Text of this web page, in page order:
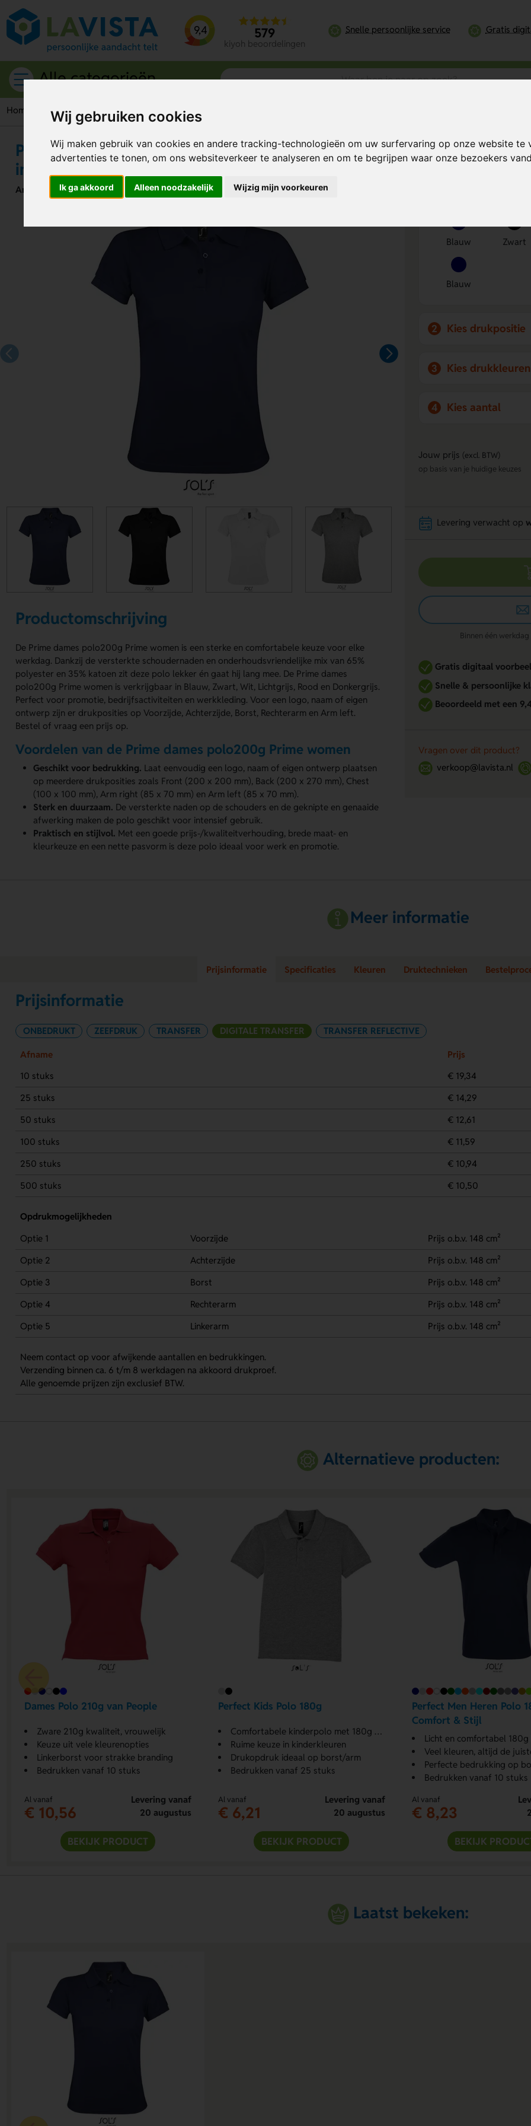
Wij gebruiken cookies
Wij maken gebruik van cookies en andere tracking-technologieën om uw surfervaring op onze website te
advertenties te tonen, om ons websiteverkeer te analyseren en om te begrijpen waar onze bezoekers
Ik ga akkoord Alleen noodzakelijk Wijzig mijn voorkeuren
9,4 579
kiyoh beoordelingen
Snelle persoonlijke service Gratis
Alle categorieën
Home Kleding Polo Prime dames polo 200g – stijlvolle women’s polo in de categorie Polo
Prime dames polo 200g – stijlvolle women’s polo
in de categorie Polo
Artikelnummer:292372
Productomschrijving
De Prime dames polo200g Prime women is een sterke en comfortabele keuze voor elke
werkdag. Dankzij de versterkte schoudernaden en onderhoudsvriendelijke mix van 65%
polyester en 35% katoen zit deze polo lekker én gaat hij lang mee. De Prime dames
polo200g Prime women is verkrijgbaar in Blauw, Zwart, Wit, Lichtgrijs, Rood en Donkergrijs.
Perfect voor promotie, bedrijfsactiviteiten en werkkleding. Voor een logo, naam of eigen
ontwerp zijn er drukposities op Voorzijde, Achterzijde, Borst, Rechterarm en Arm left.
Bestel of vraag een prijs op.
Voordelen van de Prime dames polo200g Prime women
Geschikt voor bedrukking. Laat eenvoudig een logo, naam of eigen ontwerp plaatsen
op meerdere drukposities zoals Front (200 x 200 mm), Back (200 x 270 mm), Chest
(100 x 100 mm), Arm right (85 x 70 mm) en Arm left (85 x 70 mm).
Sterk en duurzaam. De versterkte naden op de schouders en de geknipte en genaaide
afwerking maken de polo geschikt voor intensief gebruik.
Praktisch en stijlvol. Met een goede prijs-/kwaliteitverhouding, brede maat- en
kleurkeuze en een nette pasvorm is deze polo ideaal voor werk en promotie.
Bereken mijn
Blauw Zwart
Blauw
2 Kies drukpositie
3 Kies drukkleuren
4 Kies aantal
Jouw prijs (excl. BTW)
op basis van je huidige keuzes
Levering verwacht op
Binnen één
Gratis digitaal
Snelle & persoonlijke
Beoordeeld met een
Vragen over dit product?
verkoop@lavista.nl
Meer informatie
Prijsinformatie Specificaties Kleuren Druktechnieken
Prijsinformatie
ONBEDRUKT ZEEFDRUK TRANSFER DIGITALE TRANSFER TRANSFER REFLECTIVE
Afname
Prijs
10 stuks
€ 19,34
25 stuks
€ 14,29
50 stuks
€ 12,61
100 stuks
€ 11,59
250 stuks
€ 10,94
500 stuks
€ 10,50
Opdrukmogelijkheden
Optie 1
Voorzijde
Prijs o.b.v. 148 cm²
Optie 2
Achterzijde
Prijs o.b.v. 148 cm²
Optie 3
Borst
Prijs o.b.v. 148 cm²
Optie 4
Rechterarm
Prijs o.b.v. 148 cm²
Optie 5
Linkerarm Prijs o.b.v. 148 cm²
Neem contact op voor afwijkende aantallen en bedrukkingen.
Verzending binnen ca. 6 t/m 8 werkdagen na akkoord drukproef.
Alle genoemde prijzen zijn exclusief BTW.
Alternatieve producten:
Dames Polo 210g van People
Zware 210g kwaliteit, vrouwelijk
Keuze uit vele kleurenopties
Linkerborst voor strakke branding
Bedrukken vanaf 10 stuks
Al vanaf
€ 10,56
Levering vanaf
20 augustus
BEKIJK PRODUCT
Perfect Kids Polo 180g
Comfortabele kinderpolo met 180g katoen
Ruime keuze in kinderkleuren
Drukopdruk ideaal op borst/arm
Bedrukken vanaf 25 stuks
Al vanaf
€ 6,21
Levering vanaf
20 augustus
BEKIJK PRODUCT
Perfect Men Heren Polo
Comfort & Stijl
Licht en comfortabel
Veel kleuren, altijd de
Perfecte bedrukking op
Bedrukken vanaf 10 stuks
Al vanaf
€ 8,23
BEKIJK
Laatst bekeken: